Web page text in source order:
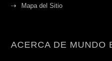
Mapa del Sitio
ACERCA DE MUNDO